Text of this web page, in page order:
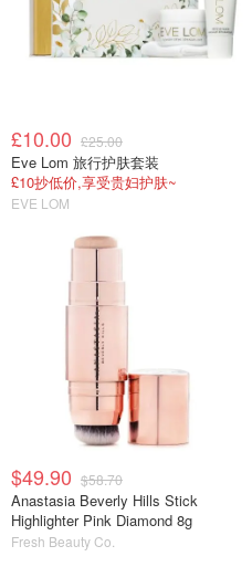
£10.00 £25.00
Eve Lom 旅行护肤套装
£10抄低价,享受贵妇护肤~
EVE LOM
$49.90 $58.70
Anastasia Beverly Hills Stick
Highlighter Pink Diamond 8g
Fresh Beauty Co.